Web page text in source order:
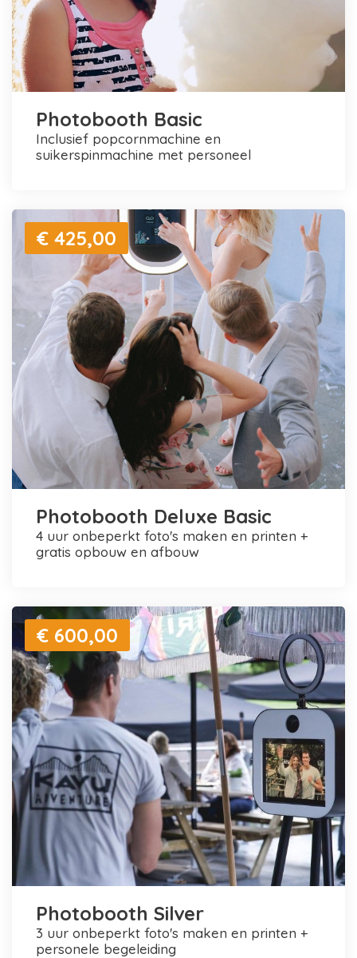
Photobooth Basic
inclusief popcornmachine en
suikerspinmachine met personeel
€ 425,00
Photobooth Deluxe Basic
4 uur onbeperkt foto's maken en printen +
gratis opbouw en afbouw
€ 600,00
Photobooth Silver
3 uur onbeperkt foto's maken en printen +
personele begeleiding